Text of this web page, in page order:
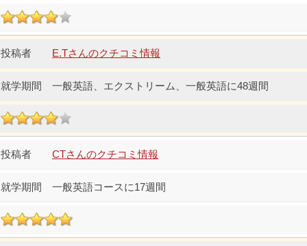
E.Tさんのクチコミ情報
一般英語、エクストリーム、一般英語に48週間
CTさんのクチコミ情報
一般英語コースに17週間